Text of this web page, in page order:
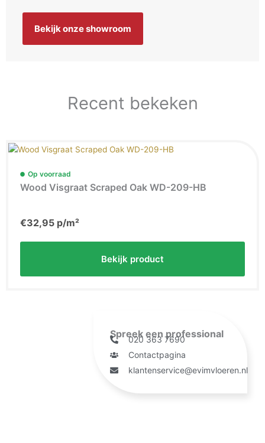
Bekijk onze showroom
Recent bekeken
Op voorraad
Wood Visgraat Scraped Oak WD-209-HB
€32,95 p/m²
Bekijk product
Spreek een professional
020 363 7690
Contactpagina
klantenservice@evimvloeren.nl